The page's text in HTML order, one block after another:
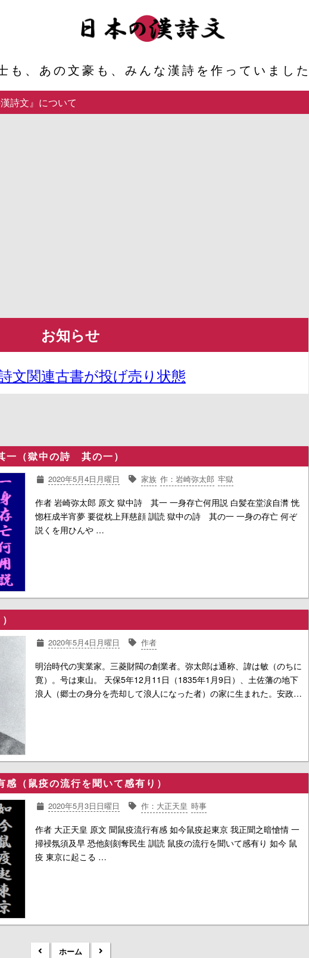
も、あの文豪も、みんな漢詩を作っていまし
漢詩文』について
お知らせ
文関連古書が投げ売り状態
（獄中の詩 其の一）
2020年5月4日月曜日 家族 作：岩崎弥太郎 牢獄
作者 岩崎弥太郎 原文 獄中詩 其一 一身存亡何用説 白髪在堂涙自潸 恍
惚枉成半宵夢 要從枕上拜慈顔 訓読 獄中の詩 其の一 一身の存亡 何ぞ
説くを用ひんや …
2020年5月4日月曜日 作者
明治時代の実業家。三菱財閥の創業者。弥太郎は通称、諱は敏（のちに
寛）。号は東山。 天保5年12月11日（1835年1月9日）、土佐藩の地下
浪人（郷士の身分を売却して浪人になった者）の家に生まれた。安政…
（鼠疫の流行を聞いて感有り）
2020年5月3日日曜日 作：大正天皇 時事
作者 大正天皇 原文 聞鼠疫流行有感 如今鼠疫起東京 我正聞之暗愴情 一
掃祲氛須及早 恐他刻刻奪民生 訓読 鼠疫の流行を聞いて感有り 如今 鼠
疫 東京に起こる …
ホーム